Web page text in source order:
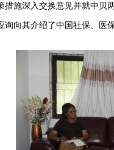
施深入交换意见并就中贝
询向其介绍了中国社保、